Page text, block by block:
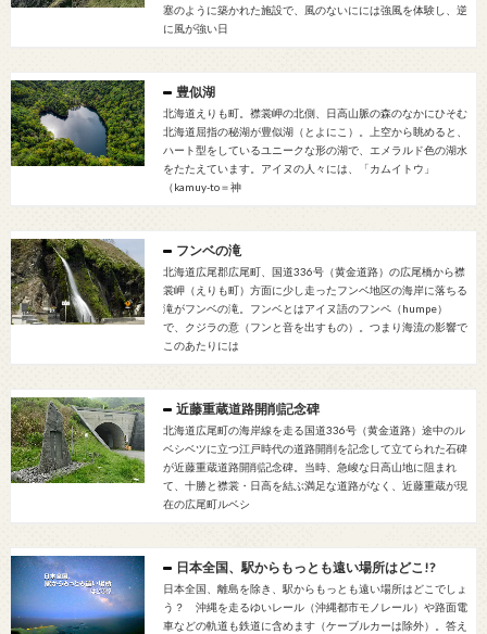
塞のように築かれた施設で、風のないにには強風を体験し、逆
に風が強い日
豊似湖
北海道えりも町。襟裳岬の北側、日高山脈の森のなかにひそむ
北海道屈指の秘湖が豊似湖（とよにこ）。上空から眺めると、
ハート型をしているユニークな形の湖で、エメラルド色の湖水
をたたえています。アイヌの人々には、「カムイトウ」
（kamuy-to＝神
フンベの滝
北海道広尾郡広尾町、国道336号（黄金道路）の広尾橋から襟
裳岬（えりも町）方面に少し走ったフンベ地区の海岸に落ちる
滝がフンベの滝。フンベとはアイヌ語のフンペ（humpe）
で、クジラの意（フンと音を出すもの）。つまり海流の影響で
このあたりには
近藤重蔵道路開削記念碑
北海道広尾町の海岸線を走る国道336号（黄金道路）途中のル
ベシベツに立つ江戸時代の道路開削を記念して立てられた石碑
が近藤重蔵道路開削記念碑。当時、急峻な日高山地に阻まれ
て、十勝と襟裳・日高を結ぶ満足な道路がなく、近藤重蔵が現
在の広尾町ルベシ
日本全国、駅からもっとも遠い場所はどこ!?
日本全国、離島を除き、駅からもっとも遠い場所はどこでしょ
う？ 沖縄を走るゆいレール（沖縄都市モノレール）や路面電
車などの軌道も鉄道に含めます（ケーブルカーは除外）。答え